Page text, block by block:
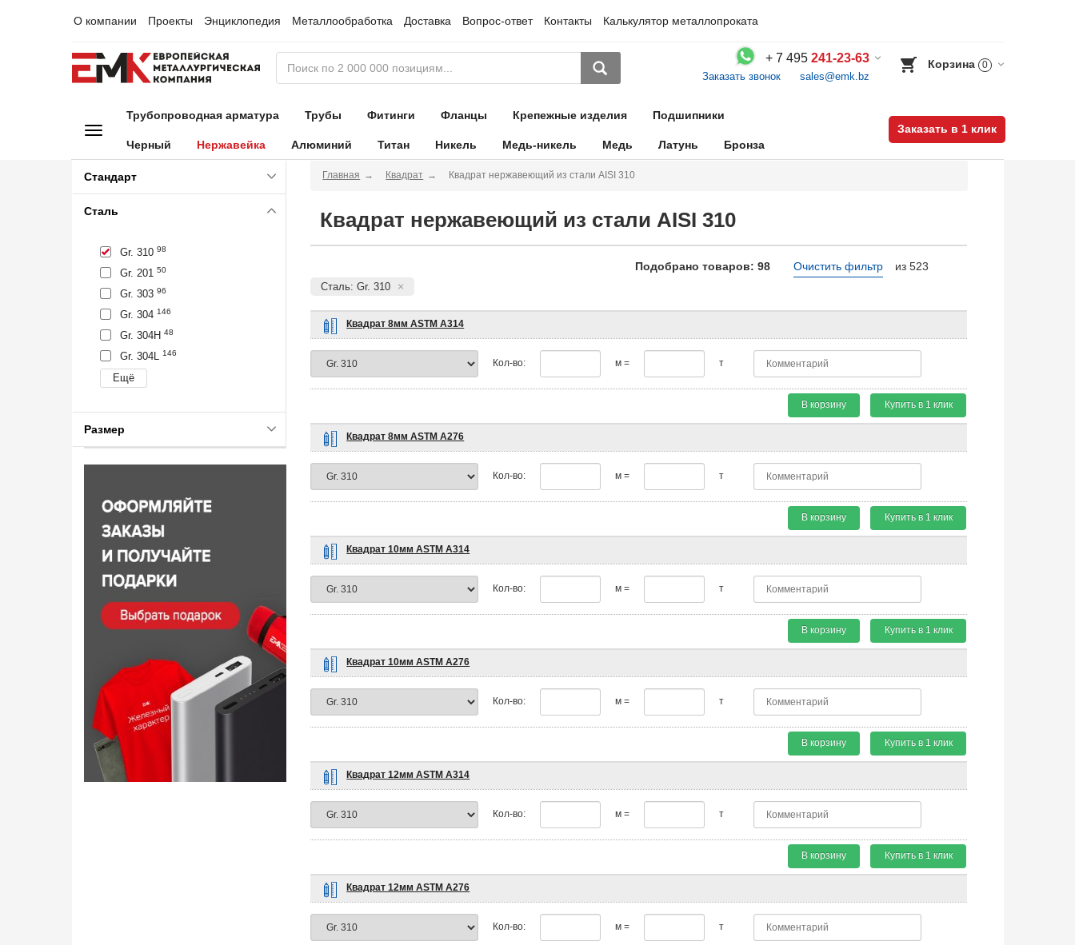
О компании Проекты Энциклопедия Металлообработка Доставка Вопрос-ответ Контакты Калькулятор металлопроката
+ 7 495 241-23-63
Заказать звонок sales@emk.bz
Корзина 0
Трубопроводная арматура Трубы Фитинги Фланцы Крепежные изделия Подшипники
Черный Нержавейка Алюминий Титан Никель Медь-никель Медь Латунь Бронза
Заказать в 1 клик
Стандарт
Сталь
Gr. 310 98
Gr. 201 50
Gr. 303 96
Gr. 304 146
Gr. 304H 48
Gr. 304L 146
Размер
Главная Квадрат Квадрат нержавеющий из стали AISI 310
Квадрат нержавеющий из стали AISI 310
Подобрано товаров: 98 из 523
Очистить фильтр
Сталь: Gr. 310
Квадрат 8мм ASTM A314
Кол-во: м = т
В корзину Купить в 1 клик
Квадрат 8мм ASTM A276
Кол-во: м = т
В корзину Купить в 1 клик
Квадрат 10мм ASTM A314
Кол-во: м = т
В корзину Купить в 1 клик
Квадрат 10мм ASTM A276
Кол-во: м = т
В корзину Купить в 1 клик
Квадрат 12мм ASTM A314
Кол-во: м = т
В корзину Купить в 1 клик
Квадрат 12мм ASTM A276
Кол-во: м = т